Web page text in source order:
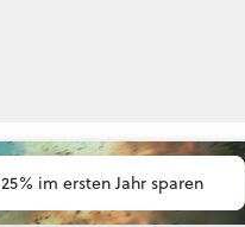
25% im ersten Jahr sparen